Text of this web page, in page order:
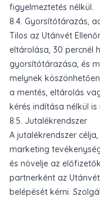
figyelmeztetés nélkül.
8.4. Gyorsítótárazás,
Tilos az Utánvét
eltárolása, 30 percnél
gyorsítótárazása, és
melynek
a mentés, eltárolás
kérés indítása nélkül
8.5. Jutalékrendszer
A jutalékrendszer
marketing
és növelje az
partnerként az
belépését kérni.